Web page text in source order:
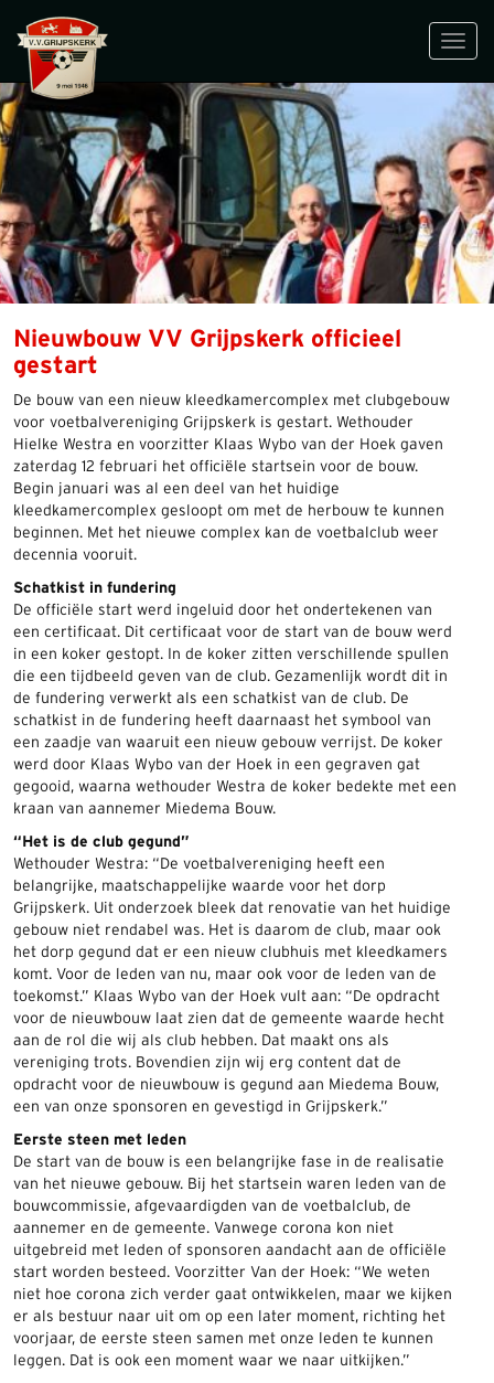
Nieuwbouw VV Grijpskerk officieel
gestart
De bouw van een nieuw kleedkamercomplex met clubgebouw
voor voetbalvereniging Grijpskerk is gestart. Wethouder
Hielke Westra en voorzitter Klaas Wybo van der Hoek gaven
zaterdag 12 februari het officiële startsein voor de bouw.
Begin januari was al een deel van het huidige
kleedkamercomplex gesloopt om met de herbouw te kunnen
beginnen. Met het nieuwe complex kan de voetbalclub weer
decennia vooruit.
Schatkist in fundering
De officiële start werd ingeluid door het ondertekenen van
een certificaat. Dit certificaat voor de start van de bouw werd
in een koker gestopt. In de koker zitten verschillende spullen
die een tijdbeeld geven van de club. Gezamenlijk wordt dit in
de fundering verwerkt als een schatkist van de club. De
schatkist in de fundering heeft daarnaast het symbool van
een zaadje van waaruit een nieuw gebouw verrijst. De koker
werd door Klaas Wybo van der Hoek in een gegraven gat
gegooid, waarna wethouder Westra de koker bedekte met een
kraan van aannemer Miedema Bouw.
“Het is de club gegund”
Wethouder Westra: “De voetbalvereniging heeft een
belangrijke, maatschappelijke waarde voor het dorp
Grijpskerk. Uit onderzoek bleek dat renovatie van het huidige
gebouw niet rendabel was. Het is daarom de club, maar ook
het dorp gegund dat er een nieuw clubhuis met kleedkamers
komt. Voor de leden van nu, maar ook voor de leden van de
toekomst.” Klaas Wybo van der Hoek vult aan: “De opdracht
voor de nieuwbouw laat zien dat de gemeente waarde hecht
aan de rol die wij als club hebben. Dat maakt ons als
vereniging trots. Bovendien zijn wij erg content dat de
opdracht voor de nieuwbouw is gegund aan Miedema Bouw,
een van onze sponsoren en gevestigd in Grijpskerk.”
Eerste steen met leden
De start van de bouw is een belangrijke fase in de realisatie
van het nieuwe gebouw. Bij het startsein waren leden van de
bouwcommissie, afgevaardigden van de voetbalclub, de
aannemer en de gemeente. Vanwege corona kon niet
uitgebreid met leden of sponsoren aandacht aan de officiële
start worden besteed. Voorzitter Van der Hoek: “We weten
niet hoe corona zich verder gaat ontwikkelen, maar we kijken
er als bestuur naar uit om op een later moment, richting het
voorjaar, de eerste steen samen met onze leden te kunnen
leggen. Dat is ook een moment waar we naar uitkijken.”